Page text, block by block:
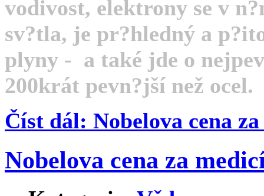
vodivost, elektrony se v
sv?tla, je pr?hledný a
plyny - a také jde o
200krát pevn?jší než ocel.
Číst dál: Nobelova cena
Nobelova cena za